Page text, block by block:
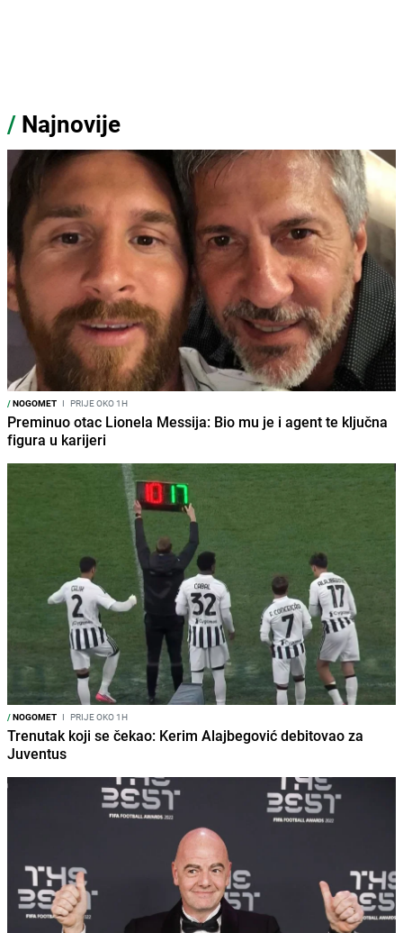
/ Najnovije
/NOGOMET I PRIJE OKO 1H
Preminuo otac Lionela Messija: Bio mu je i agent te ključna
figura u karijeri
/NOGOMET I PRIJE OKO 1H
Trenutak koji se čekao: Kerim Alajbegović debitovao za
Juventus